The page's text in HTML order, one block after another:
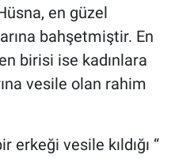
en güzel
bahşetmiştir. En
birisi ise kadınlara
vesile olan rahim
erkeği vesile kıldığı “